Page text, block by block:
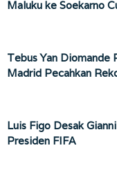
Maluku ke Soekarno
Tebus Yan Diomande
Madrid Pecahkan
Luis Figo Desak
Presiden FIFA